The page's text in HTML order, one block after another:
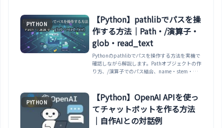
PYTHON
【Python】pathlibでパスを操
作する方法｜Path・/演算子・
glob・read_text
Pythonのpathlibでパスを操作する方法を実機で
確認しながら解説します。Pathオブジェクトの作
り方、/演算子でのパス結合、name・stem・
globでのファイル一覧、mkdirでのフォルダ作
成、os.pathとの対応まで整理します。
PYTHON
【Python】OpenAI APIを使っ
てチャットボットを作る方法
｜自作AIとの対話例